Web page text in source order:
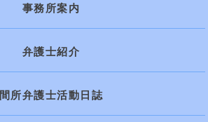
事務所案内
弁護士紹介
間所弁護士活動日誌